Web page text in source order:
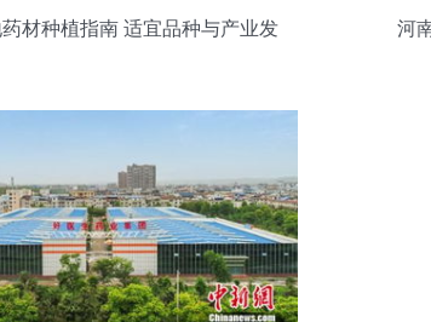
材种植指南 适宜品种与产业发
河